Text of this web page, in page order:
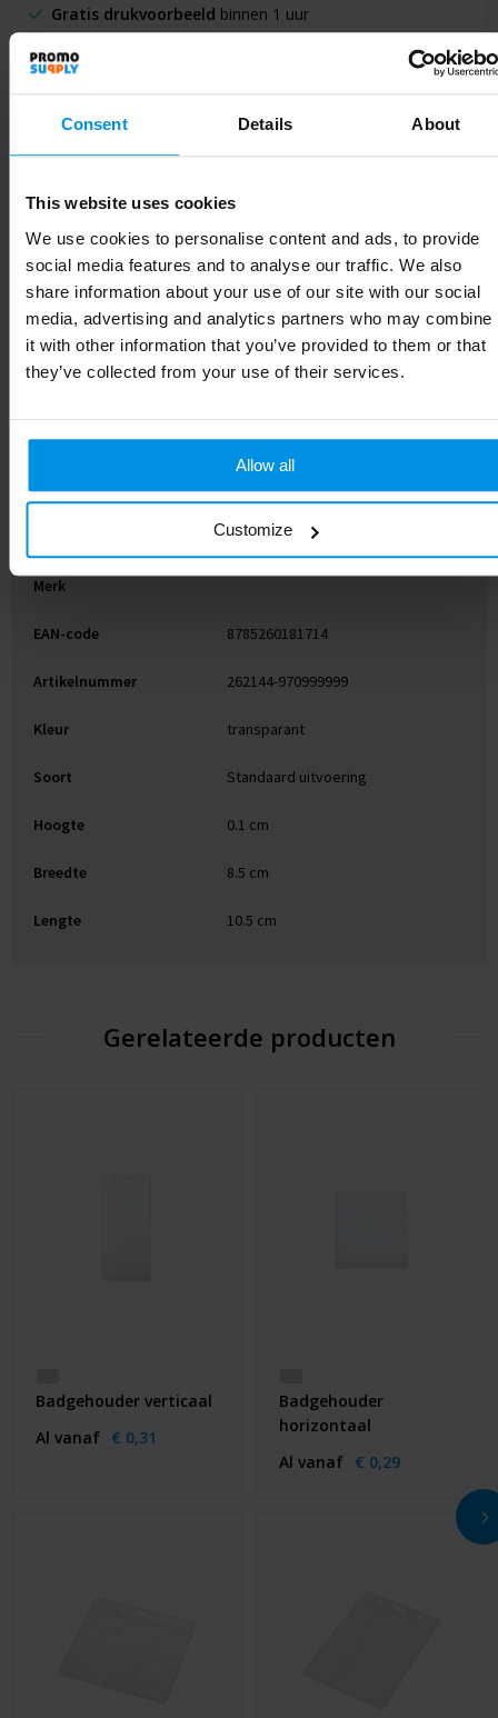
Consent Details About
This website uses cookies
We use cookies to personalise content and ads, to provide
social media features and to analyse our traffic. We also
share information about your use of our site with our social
media, advertising and analytics partners who may combine
it with other information that you’ve provided to them or that
they’ve collected from your use of their services.
Allow all
Customize
Gratis drukvoorbeeld binnen 1 uur
Logo uploadenin de volgende stap
Betalen op rekening
100% tevredenheid, kwaliteit boven kwantiteit
Specificaties
Specificaties
Materiaal Kunststof
Maat # Geen maat
4 g
Merk
EAN-code 8785260181714
Artikelnummer 262144-970999999
Kleur transparant
Soort Standaard uitvoering
Hoogte 0.1 cm
Breedte 8.5 cm
Lengte 10.5 cm
Gerelateerde producten
Badgehouder verticaal
Al vanaf € 0,31
Badgehouder
horizontaal
Al vanaf € 0,29